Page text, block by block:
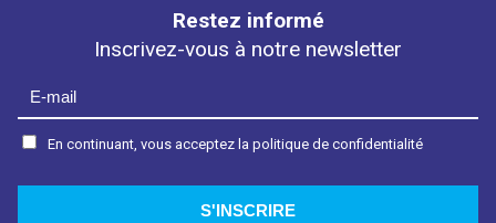
Restez informé
Inscrivez-vous à notre newsletter
En continuant, vous acceptez la politique de confidentialité